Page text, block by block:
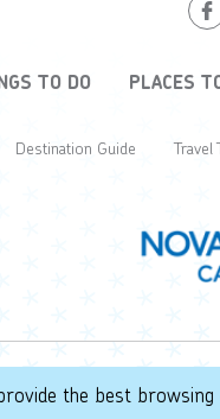
TO DO PLACES
Destination Guide Travel
the best